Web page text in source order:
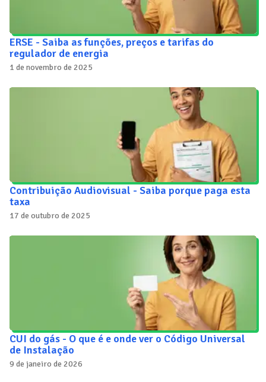
ERSE - Saiba as funções, preços e tarifas do
regulador de energia
1 de novembro de 2025
Contribuição Audiovisual - Saiba porque paga esta
taxa
17 de outubro de 2025
CUI do gás - O que é e onde ver o Código Universal
de Instalação
9 de janeiro de 2026